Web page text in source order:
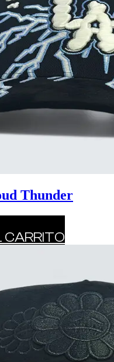
Thunder
CARRITO